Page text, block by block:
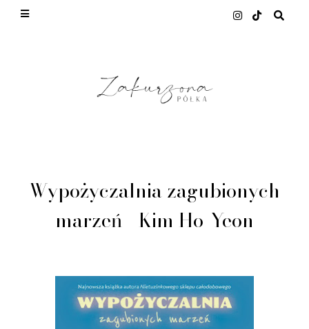
Wypożyczalnia zagubionych
marzeń - Kim Ho-Yeon
This site uses cookies from Google to deliver its
of service, generate usage statistics, and to detect
and address abuse.
LEARN MORE